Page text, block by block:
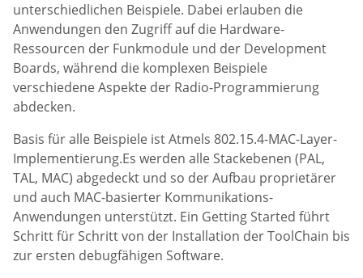
unterschiedlichen Beispiele. Dabei erlauben die
Anwendungen den Zugriff auf die Hardware-
Ressourcen der Funkmodule und der Development
Boards, während die komplexen Beispiele
verschiedene Aspekte der Radio-Programmierung
abdecken.
Basis für alle Beispiele ist Atmels 802.15.4-MAC-Layer-
Implementierung.Es werden alle Stackebenen (PAL,
TAL, MAC) abgedeckt und so der Aufbau proprietärer
und auch MAC-basierter Kommunikations-
Anwendungen unterstützt. Ein Getting Started führt
Schritt für Schritt von der Installation der ToolChain bis
zur ersten debugfähigen Software.